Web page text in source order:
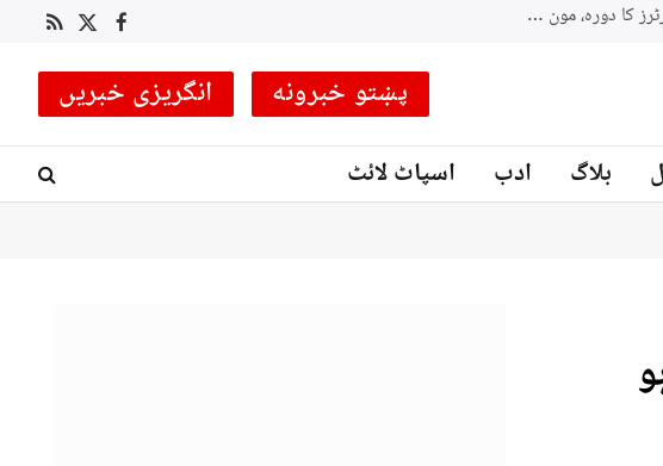
ٹیم کے بیٹنگ کوچ مقرر Facebook
X
RSS
پښتو خبرونه انگریزی خبریں
بلاگ ادب اسپاٹ لائٹ